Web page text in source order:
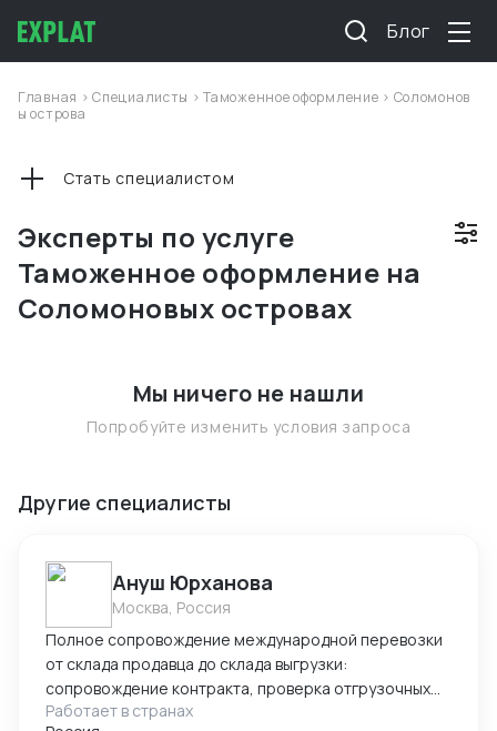
Блог
Главная >Специалисты >Таможенное оформление > Соломонов
ы острова
Эксперты по услуге
Таможенное оформление на
Соломоновых островах
Стать специалистом
Мы ничего не нашли
Попробуйте изменить условия запроса
Другие специалисты
Ануш Юрханова
Москва, Россия
Полное сопровождение международной перевозки
от склада продавца до склада выгрузки:
сопровождение контракта, проверка отгрузочных
документов, подготовка документов для
Работает в странах